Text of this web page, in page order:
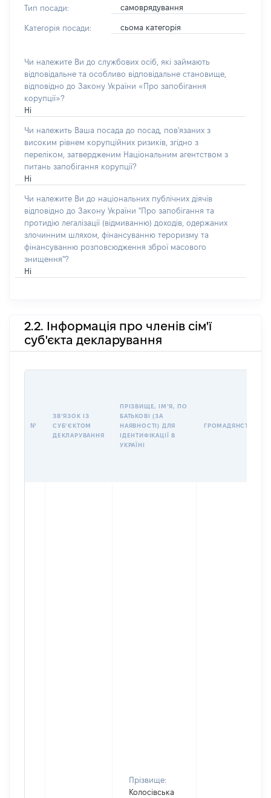
Тип посади: самоврядування
Категорія посади: сьома категорія
Чи належите Ви до службових осіб, які займають
відповідальне та особливо відповідальне становище,
відповідно до Закону України «Про запобігання
корупції»?
Ні
Чи належить Ваша посада до посад, пов'язаних з
високим рівнем корупційних ризиків, згідно з
переліком, затвердженим Національним агентством з
питань запобігання корупції?
Ні
Чи належите Ви до національних публічних діячів
відповідно до Закону України "Про запобігання та
протидію легалізації (відмиванню) доходів, одержаних
злочинним шляхом, фінансуванню тероризму та
фінансуванню розповсюдження зброї масового
знищення"?
Ні
2.2. Інформація про членів сім'ї
суб'єкта декларування
№
ЗВʼЯЗОК ІЗ
СУБʼЄКТОМ
ДЕКЛАРУВАННЯ
ПРІЗВИЩЕ, ІМʼЯ, ПО
БАТЬКОВІ (ЗА
НАЯВНОСТІ) ДЛЯ
ІДЕНТИФІКАЦІЇ В
УКРАЇНІ
ГРОМАДЯНСТВО
Прізвище:
Колосівська